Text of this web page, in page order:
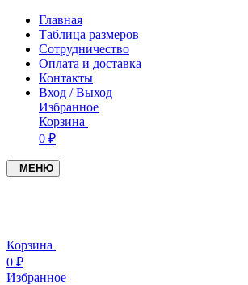
Главная
Таблица размеров
Сотрудничество
Оплата и доставка
Контакты
Вход / Выход
Избранное
Корзина
0 ₽
МЕНЮ
Корзина
0 ₽
Избранное